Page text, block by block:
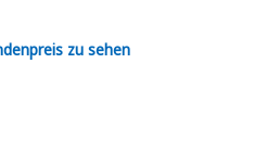
zu sehen